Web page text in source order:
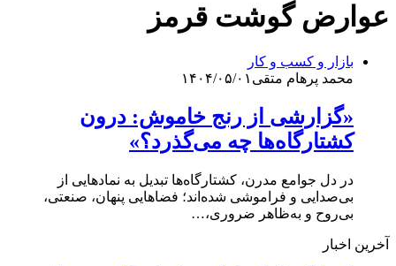
عوارض گوشت قرمز
بازار و کسب و کار
محمد پرهام متقی ۱۴۰۴/۰۵/۰۱
«گزارشی از رنج خاموش: درون
کشتارگاه‌ها چه می‌گذرد؟»
در دل جوامع مدرن، کشتارگاه‌ها تبدیل به نمادهایی از
بی‌صدایی و فراموشی شده‌اند؛ فضاهایی پنهان، صنعتی،
بی‌روح و به‌ظاهر ضروری،…
آخرین اخبار